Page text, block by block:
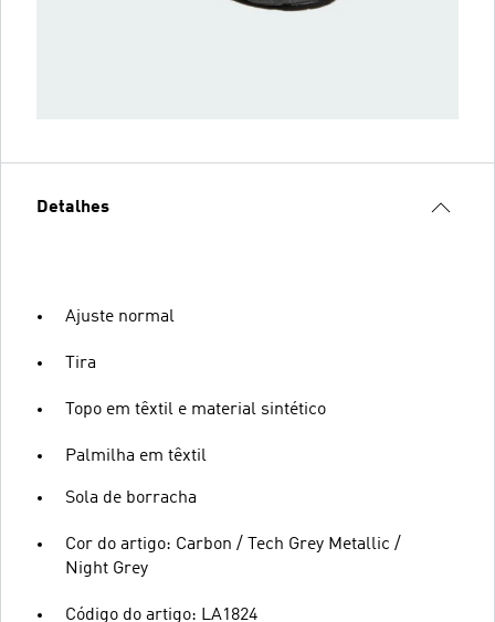
Detalhes
Ajuste normal
Tira
Topo em têxtil e material sintético
Palmilha em têxtil
Sola de borracha
Cor do artigo: Carbon / Tech Grey Metallic /
Night Grey
Código do artigo: LA1824